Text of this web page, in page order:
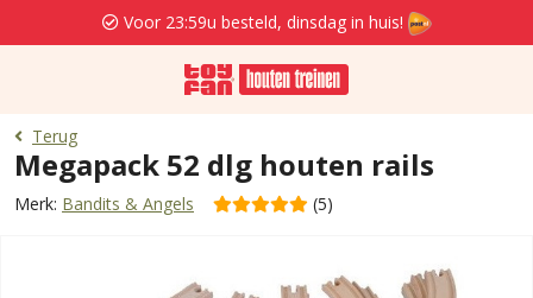
Voor 23:59u besteld, dinsdag in huis!
Terug
Megapack 52 dlg houten rails
Merk: Bandits & Angels (5)